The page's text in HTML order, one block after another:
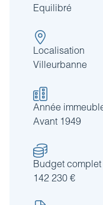
Equilibré
Localisation
Villeurbanne
Année
Avant 1949
Budget complet
142 230 €